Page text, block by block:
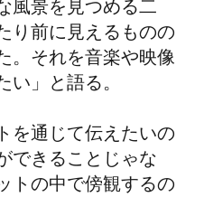
風景を見つめる二
り前に見えるものの
。それを音楽や映像
い」と語る。
を通じて伝えたいの
できることじゃな
トの中で傍観するの